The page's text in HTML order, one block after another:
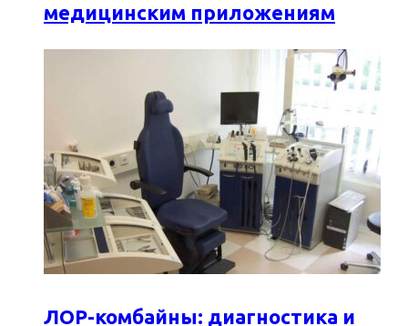
медицинским приложениям
ЛОР-комбайны: диагностика и